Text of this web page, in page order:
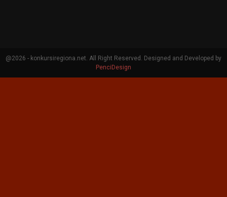
@2026 - konkursiregiona.net. All Right Reserved. Designed and Developed by
PenciDesign